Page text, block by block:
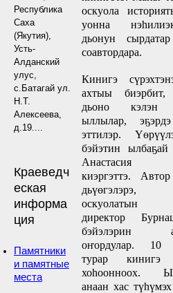
Республика
Саха
(Якутия),
Усть-
Алданский
улус,
с.Батагай ул.
Н.Т.
Алексеева,
д.19....
Краеведч
еская
информа
ция
Памятники
и памятные
места
оскуола
уонна
дьонун
соавтордара.
Кинигэ
ахтыы биэрбит,
дьоно кэлэн
ыллылар,
эттилэр.
бэйэтин
Анастасия
киэргэттэ.
дьүөгэлэрэ,
оскуолатын
директор
бэйэлэрин
оҥордулар. 10
турар
хоһоонноох.
анаан хас